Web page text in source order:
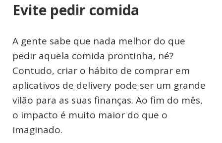
Evite pedir comida
A gente sabe que nada melhor do que
pedir aquela comida prontinha, né?
Contudo, criar o hábito de comprar em
aplicativos de delivery pode ser um grande
vilão para as suas finanças. Ao fim do mês,
o impacto é muito maior do que o
imaginado.